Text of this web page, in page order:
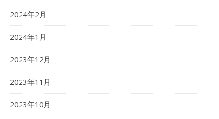
2024年2月
2024年1月
2023年12月
2023年11月
2023年10月